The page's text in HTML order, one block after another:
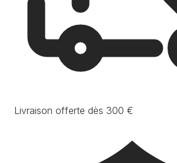
Livraison offerte dès 300 €